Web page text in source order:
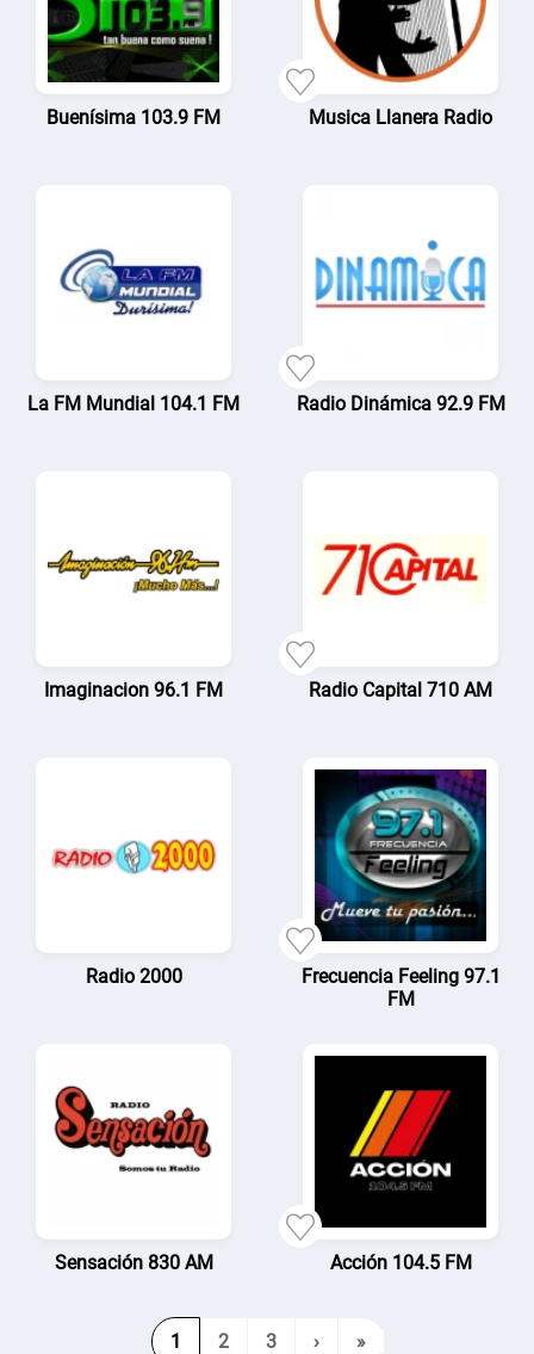
Buenísima 103.9 FM Musica Llanera Radio
La FM Mundial 104.1 FM Radio Dinámica 92.9 FM
Imaginacion 96.1 FM Radio Capital 710 AM
Radio 2000
Frecuencia Feeling 97.1
FM
Sensación 830 AM Acción 104.5 FM
1 2 3 › »